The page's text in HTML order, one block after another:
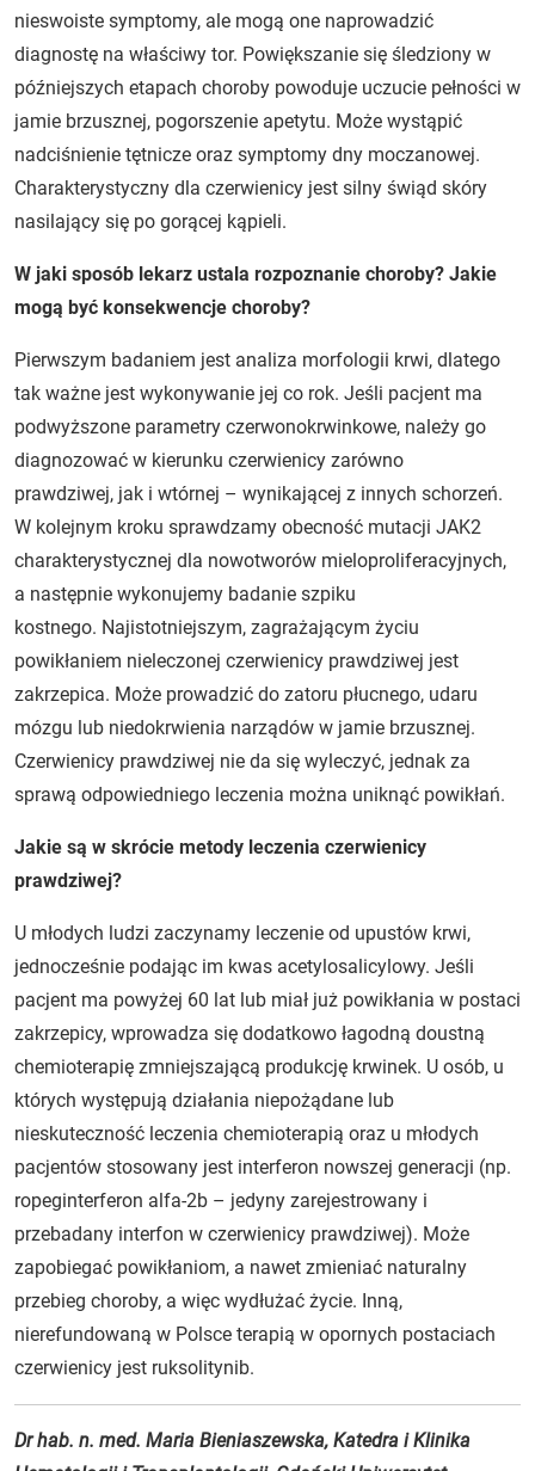
nieswoiste symptomy, ale mogą one naprowadzić
diagnostę na właściwy tor. Powiększanie się śledziony w
późniejszych etapach choroby powoduje uczucie pełności w
jamie brzusznej, pogorszenie apetytu. Może wystąpić
nadciśnienie tętnicze oraz symptomy dny moczanowej.
Charakterystyczny dla czerwienicy jest silny świąd skóry
nasilający się po gorącej kąpieli.
W jaki sposób lekarz ustala rozpoznanie choroby? Jakie
mogą być konsekwencje choroby?
Pierwszym badaniem jest analiza morfologii krwi, dlatego
tak ważne jest wykonywanie jej co rok. Jeśli pacjent ma
podwyższone parametry czerwonokrwinkowe, należy go
diagnozować w kierunku czerwienicy zarówno
prawdziwej, jak i wtórnej – wynikającej z innych schorzeń.
W kolejnym kroku sprawdzamy obecność mutacji JAK2
charakterystycznej dla nowotworów mieloproliferacyjnych,
a następnie wykonujemy badanie szpiku
kostnego. Najistotniejszym, zagrażającym życiu
powikłaniem nieleczonej czerwienicy prawdziwej jest
zakrzepica. Może prowadzić do zatoru płucnego, udaru
mózgu lub niedokrwienia narządów w jamie brzusznej.
Czerwienicy prawdziwej nie da się wyleczyć, jednak za
sprawą odpowiedniego leczenia można uniknąć powikłań.
Jakie są w skrócie metody leczenia czerwienicy
prawdziwej?
U młodych ludzi zaczynamy leczenie od upustów krwi,
jednocześnie podając im kwas acetylosalicylowy. Jeśli
pacjent ma powyżej 60 lat lub miał już powikłania w postaci
zakrzepicy, wprowadza się dodatkowo łagodną doustną
chemioterapię zmniejszającą produkcję krwinek. U osób, u
których występują działania niepożądane lub
nieskuteczność leczenia chemioterapią oraz u młodych
pacjentów stosowany jest interferon nowszej generacji (np.
ropeginterferon alfa-2b – jedyny zarejestrowany i
przebadany interfon w czerwienicy prawdziwej). Może
zapobiegać powikłaniom, a nawet zmieniać naturalny
przebieg choroby, a więc wydłużać życie. Inną,
nierefundowaną w Polsce terapią w opornych postaciach
czerwienicy jest ruksolitynib.
Dr hab. n. med. Maria Bieniaszewska, Katedra i Klinika